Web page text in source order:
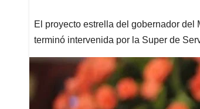
El proyecto estrella del gobernador
terminó intervenida por la Super de